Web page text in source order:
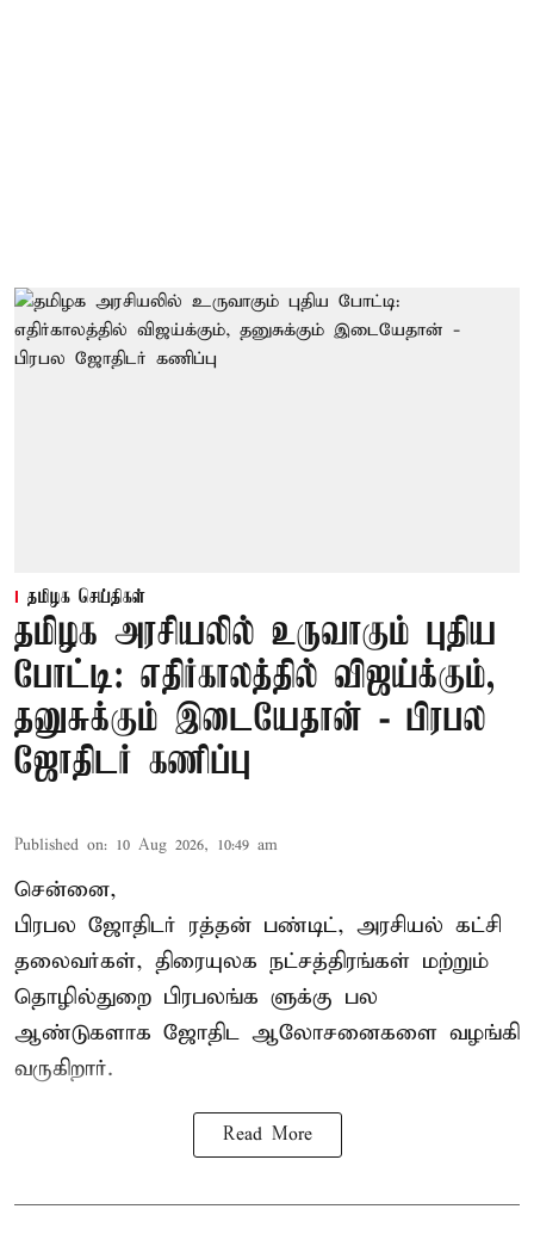
தமிழக செய்திகள்
தமிழக அரசியலில் உருவாகும் புதிய
போட்டி: எதிர்காலத்தில் விஜய்க்கும்,
தனுசுக்கும் இடையேதான் - பிரபல
ஜோதிடர் கணிப்பு
Published on: 10 Aug 2026, 10:49 am
சென்னை,
பிரபல ஜோதிடர் ரத்தன் பண்டிட், அரசியல் கட்சி
தலைவர்கள், திரையுலக நட்சத்திரங்கள் மற்றும்
தொழில்துறை பிரபலங்க ளுக்கு பல
ஆண்டுகளாக ஜோதிட ஆலோசனைகளை வழங்கி
வருகிறார்.
Read More